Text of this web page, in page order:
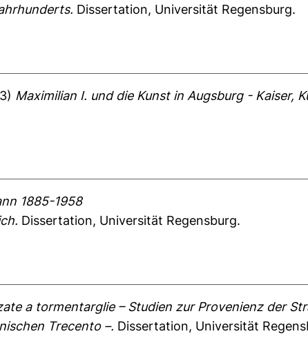
Dissertation, Universität Regensburg.
Maximilian I. und die Kunst in Augsburg - Kaiser,
1885-1958
Dissertation, Universität Regensburg.
a tormentarglie – Studien zur Provenienz der
Trecento –. Dissertation, Universität